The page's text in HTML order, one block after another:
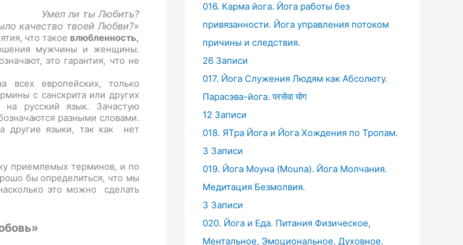
Умел ли ты Любить?
качество твоей Любви?»
что такое влюбленность,
мужчины и женщины.
это гарантия, что не
европейских, только
с санскрита или других
на русский язык. Зачастую
разными словами.
другие языки, так как нет
приемлемых терминов, и по
бы определиться, что мы
это можно сделать
016. Карма йога. Йога работы без
привязанности. Йога управления потоком
причины и следствия.
26 Записи
017. Йога Служения Людям как Абсолюту.
Парасэва-йога. परसेवा योग
12 Записи
018. ЯТра Йога и Йога Хождения по Тропам.
3 Записи
019. Йога Моуна (Mouna). Йога Молчания.
Медитация Безмолвия.
3 Записи
020. Йога и Еда. Питания Физическое,
Ментальное, Эмоциональное, Духовное.